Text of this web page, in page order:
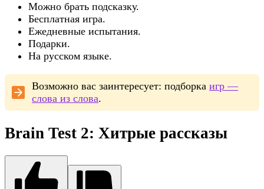
Можно брать подсказку.
Бесплатная игра.
Ежедневные испытания.
Подарки.
На русском языке.
Возможно вас заинтересует: подборка игр —
слова из слова.
Brain Test 2: Хитрые рассказы